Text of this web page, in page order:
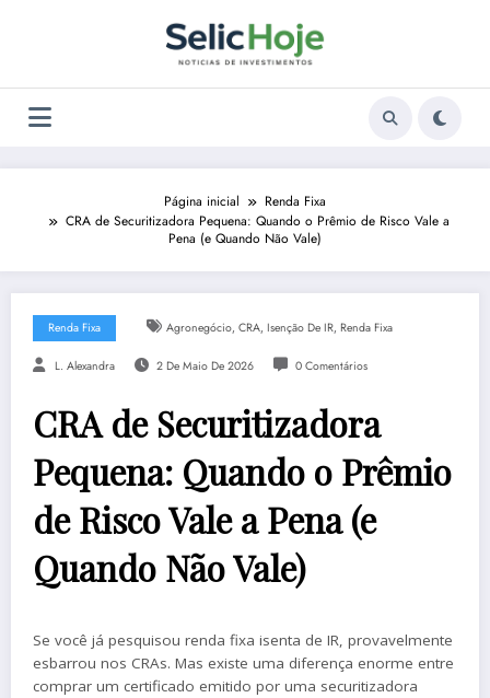
Página inicial
Renda Fixa
CRA de Securitizadora Pequena: Quando o Prêmio de Risco Vale a
Pena (e Quando Não Vale)
Renda Fixa Agronegócio, CRA, Isenção De IR, Renda Fixa
L. Alexandra 2 De Maio De 2026 0 Comentários
CRA de Securitizadora
Pequena: Quando o Prêmio
de Risco Vale a Pena (e
Quando Não Vale)
Se você já pesquisou renda fixa isenta de IR, provavelmente
esbarrou nos CRAs. Mas existe uma diferença enorme entre
comprar um certificado emitido por uma securitizadora